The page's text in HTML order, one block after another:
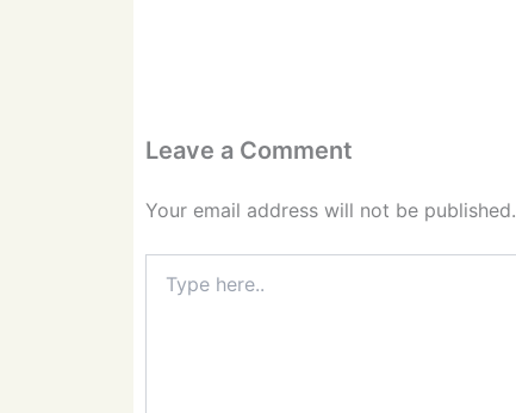
Leave a Comment
Your email address will not be published.
here..